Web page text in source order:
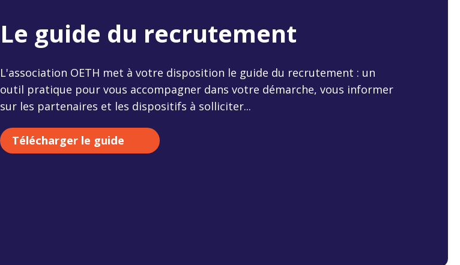
Le guide du recrutement
L'association OETH met à votre disposition le guide du recrutement : un
outil pratique pour vous accompagner dans votre démarche, vous informer
sur les partenaires et les dispositifs à solliciter...
Télécharger le guide